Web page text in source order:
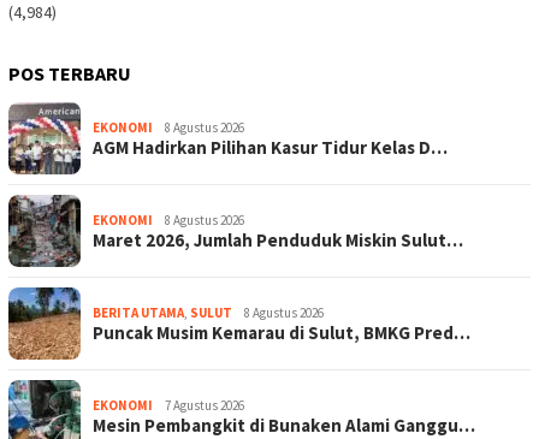
(4,984)
POS TERBARU
EKONOMI 8 Agustus 2026
AGM Hadirkan Pilihan Kasur Tidur Kelas D…
EKONOMI 8 Agustus 2026
Maret 2026, Jumlah Penduduk Miskin Sulut…
BERITA UTAMA, SULUT 8 Agustus 2026
Puncak Musim Kemarau di Sulut, BMKG Pred…
EKONOMI 7 Agustus 2026
Mesin Pembangkit di Bunaken Alami Ganggu…